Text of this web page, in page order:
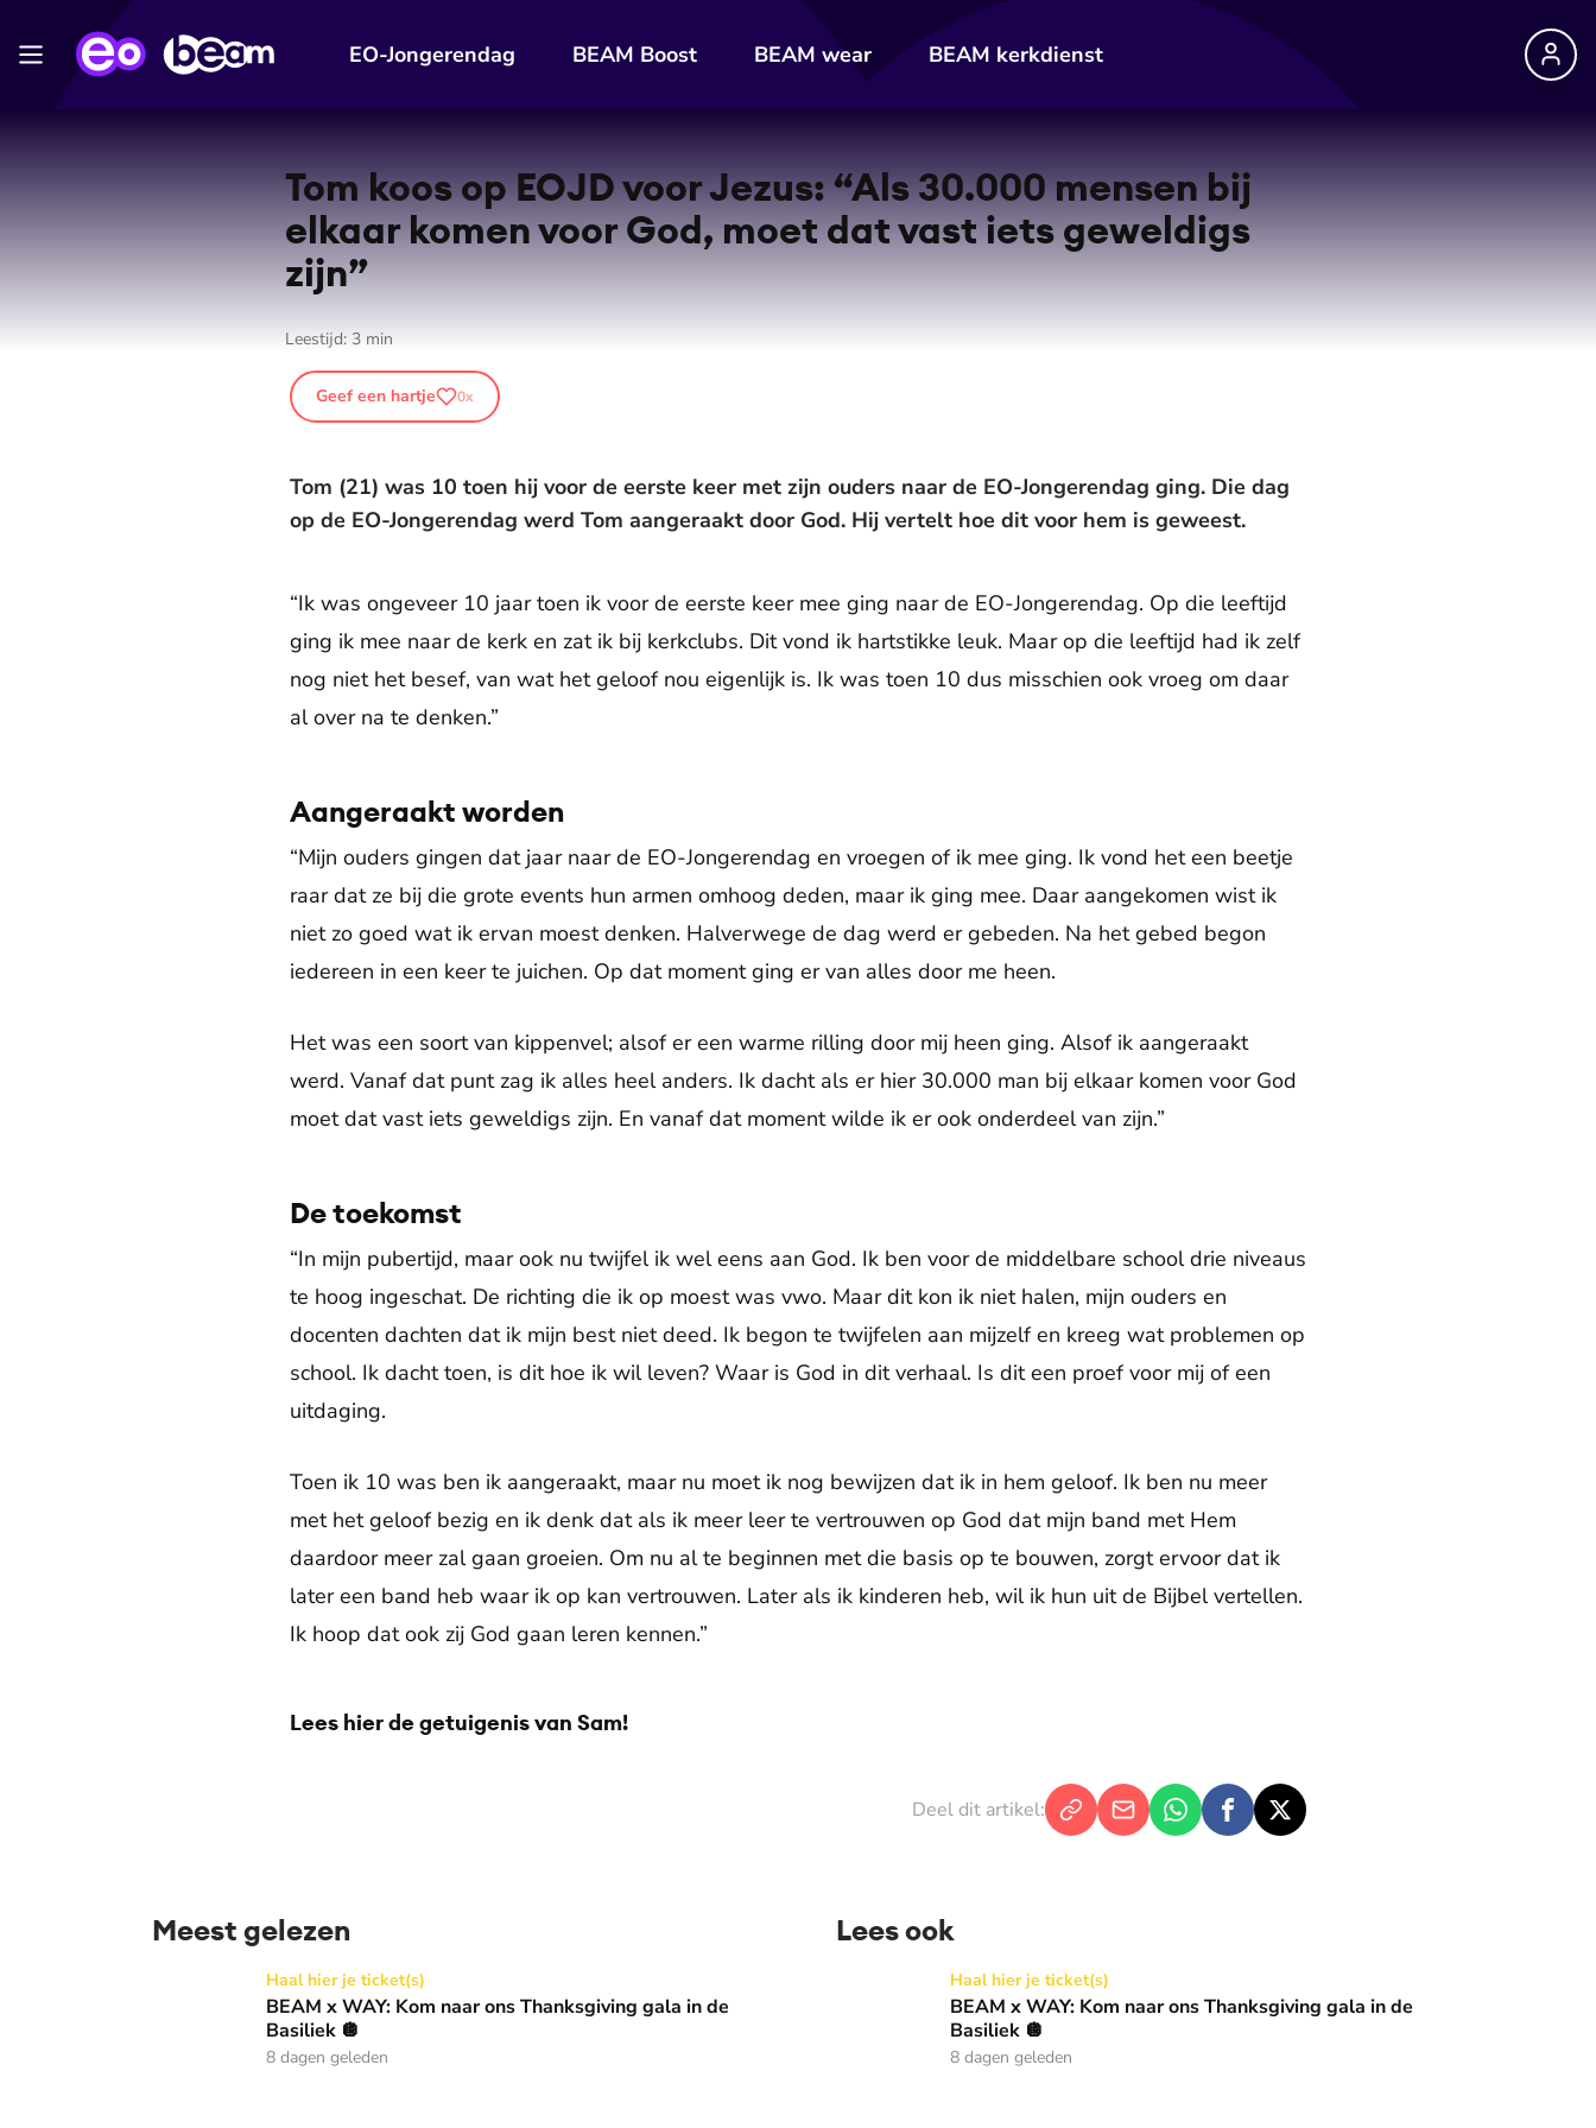
EO-Jongerendag BEAM Boost BEAM wear BEAM kerkdienst
Tom koos op EOJD voor Jezus: “Als 30.000 mensen bij
elkaar komen voor God, moet dat vast iets geweldigs
zijn”
Leestijd: 3 min
Geef een hartje 0x
Tom (21) was 10 toen hij voor de eerste keer met zijn ouders naar de EO-Jongerendag ging. Die dag
op de EO-Jongerendag werd Tom aangeraakt door God. Hij vertelt hoe dit voor hem is geweest.
“Ik was ongeveer 10 jaar toen ik voor de eerste keer mee ging naar de EO-Jongerendag. Op die leeftijd
ging ik mee naar de kerk en zat ik bij kerkclubs. Dit vond ik hartstikke leuk. Maar op die leeftijd had ik zelf
nog niet het besef, van wat het geloof nou eigenlijk is. Ik was toen 10 dus misschien ook vroeg om daar
al over na te denken.”
Aangeraakt worden
“Mijn ouders gingen dat jaar naar de EO-Jongerendag en vroegen of ik mee ging. Ik vond het een beetje
raar dat ze bij die grote events hun armen omhoog deden, maar ik ging mee. Daar aangekomen wist ik
niet zo goed wat ik ervan moest denken. Halverwege de dag werd er gebeden. Na het gebed begon
iedereen in een keer te juichen. Op dat moment ging er van alles door me heen.
Het was een soort van kippenvel; alsof er een warme rilling door mij heen ging. Alsof ik aangeraakt
werd. Vanaf dat punt zag ik alles heel anders. Ik dacht als er hier 30.000 man bij elkaar komen voor God
moet dat vast iets geweldigs zijn. En vanaf dat moment wilde ik er ook onderdeel van zijn.”
De toekomst
“In mijn pubertijd, maar ook nu twijfel ik wel eens aan God. Ik ben voor de middelbare school drie niveaus
te hoog ingeschat. De richting die ik op moest was vwo. Maar dit kon ik niet halen, mijn ouders en
docenten dachten dat ik mijn best niet deed. Ik begon te twijfelen aan mijzelf en kreeg wat problemen op
school. Ik dacht toen, is dit hoe ik wil leven? Waar is God in dit verhaal. Is dit een proef voor mij of een
uitdaging.
Toen ik 10 was ben ik aangeraakt, maar nu moet ik nog bewijzen dat ik in hem geloof. Ik ben nu meer
met het geloof bezig en ik denk dat als ik meer leer te vertrouwen op God dat mijn band met Hem
daardoor meer zal gaan groeien. Om nu al te beginnen met die basis op te bouwen, zorgt ervoor dat ik
later een band heb waar ik op kan vertrouwen. Later als ik kinderen heb, wil ik hun uit de Bijbel vertellen.
Ik hoop dat ook zij God gaan leren kennen.”
Lees hierde getuigenis van Sam!
Deel dit artikel:
Meest gelezen
BEAM x WAY: Kom naar ons Thanksgiving gala in de Basiliek 🪩
Haal hier je ticket(s)
BEAM x WAY: Kom naar ons Thanksgiving gala in de
Basiliek 🪩
8 dagen geleden
Lees ook
BEAM x WAY: Kom naar ons Thanksgiving gala in de Basiliek 🪩
Haal hier je ticket(s)
BEAM x WAY: Kom naar ons Thanksgiving gala in de
Basiliek 🪩
8 dagen geleden